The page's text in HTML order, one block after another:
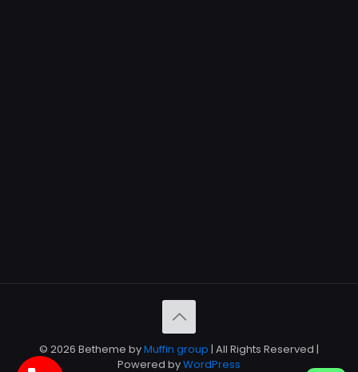
© 2026 Betheme byMuffin group | All Rights Reserved |
Powered byWordPress